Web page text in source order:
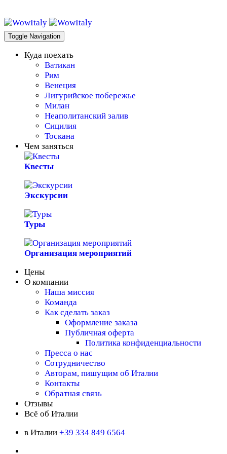
Toggle Navigation
Куда поехать
Ватикан
Рим
Венеция
Лигурийское побережье
Милан
Неаполитанский залив
Сицилия
Тоскана
Чем заняться
Квесты
Экскурсии
Туры
Организация мероприятий
Цены
О компании
Наша миссия
Команда
Как сделать заказ
Оформление заказа
Публичная оферта
Политика конфиденциальности
Пресса о нас
Сотрудничество
Авторам, пишущим об Италии
Контакты
Обратная связь
Отзывы
Всё об Италии
в Италии +39 334 849 6564